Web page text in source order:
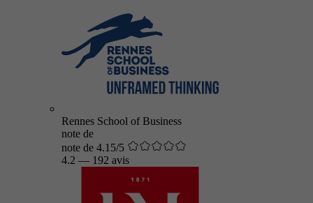
Rennes School of Business
note de
note de 4.15/5
4.2 — 192 avis